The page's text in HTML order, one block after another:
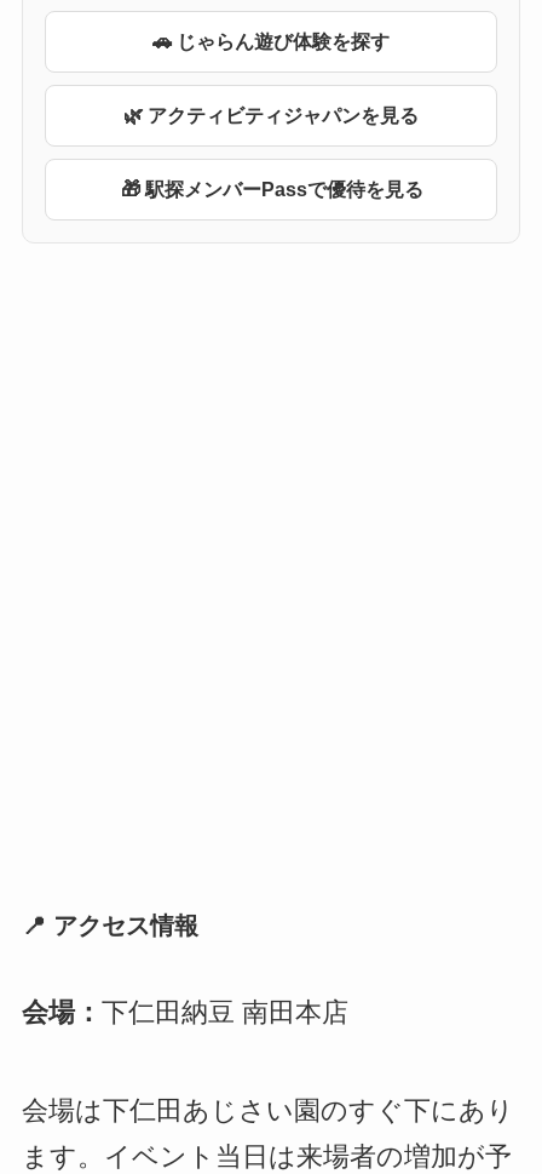
🚗 じゃらん遊び体験を探す
🌿 アクティビティジャパンを見る
🎁 駅探メンバーPassで優待を見る
📍 アクセス情報
会場： 下仁田納豆 南田本店
会場は下仁田あじさい園のすぐ下にあり
ます。イベント当日は来場者の増加が予